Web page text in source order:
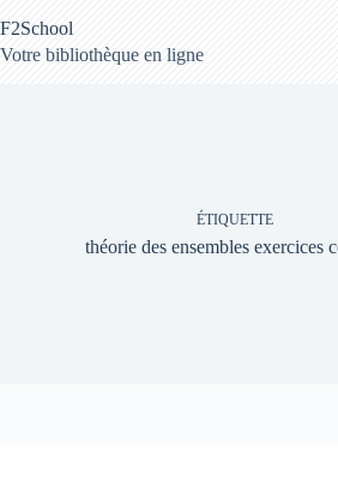
au
contenu
F2School
Votre bibliothèque en ligne
ÉTIQUETTE
théorie des ensembles exercices